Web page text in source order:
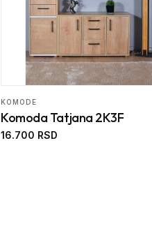
KOMODE
Komoda Tatjana 2K3F
16.700 RSD